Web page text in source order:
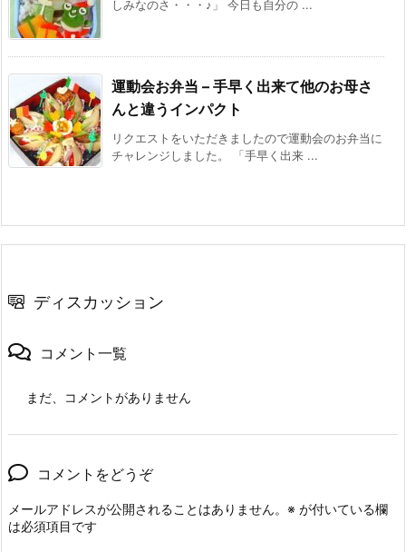
しみなのさ・・・♪」 今日も自分の ...
運動会お弁当 – 手早く出来て他のお母さ
んと違うインパクト
リクエストをいただきましたので運動会のお弁当に
チャレンジしました。 「手早く出来 ...
ディスカッション
コメント一覧
まだ、コメントがありません
コメントをどうぞ
メールアドレスが公開されることはありません。 ※ が付いている欄
は必須項目です